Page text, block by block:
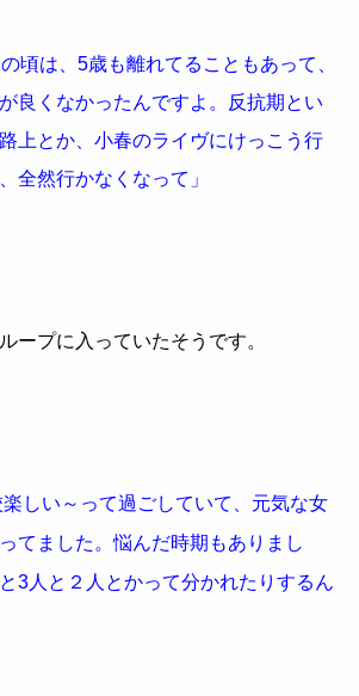
頃は、5歳も離れてることもあって、
良くなかったんですよ。反抗期とい
上とか、小春のライヴにけっこう行
全然行かなくなって」
ープに入っていたそうです。
楽しい～って過ごしていて、元気な女
てました。悩んだ時期もありまし
3人と２人とかって分かれたりするん